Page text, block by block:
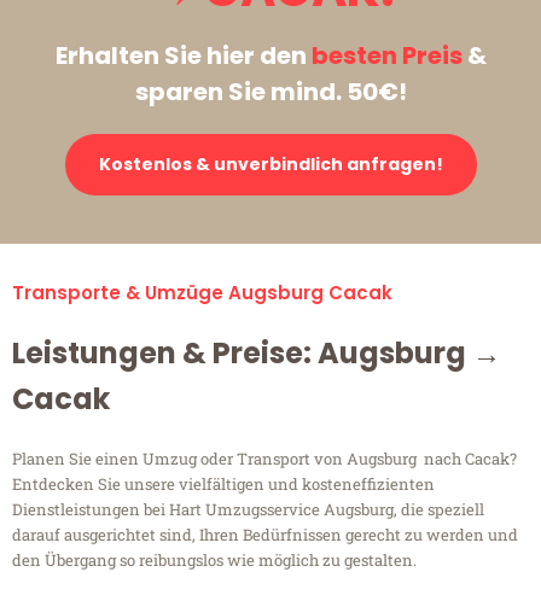
Erhalten Sie hier den besten Preis&
sparen Sie mind. 50€!
Kostenlos & unverbindlich anfragen!
Transporte & Umzüge Augsburg Cacak
Leistungen & Preise: Augsburg →
Cacak
Planen Sie einen Umzug oder Transport von Augsburg nach Cacak?
Entdecken Sie unsere vielfältigen und kosteneffizienten
Dienstleistungen bei Hart Umzugsservice Augsburg, die speziell
darauf ausgerichtet sind, Ihren Bedürfnissen gerecht zu werden und
den Übergang so reibungslos wie möglich zu gestalten.